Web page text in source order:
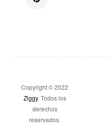
Copyright © 2022
Ziggy. Todos los
derechos
reservados.